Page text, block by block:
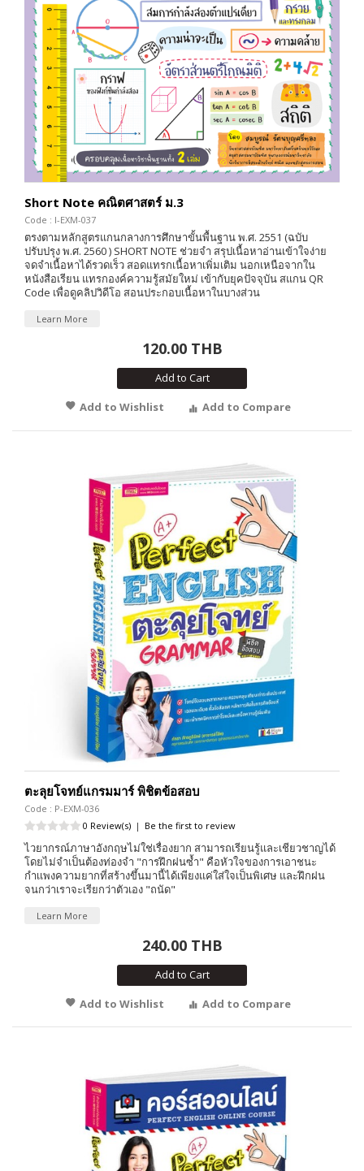
Short Note คณิตศาสตร์ ม.3
Code : I-EXM-037
ตรงตามหลักสูตรแกนกลางการศึกษาขั้นพื้นฐาน พ.ศ. 2551 (ฉบับ
ปรับปรุง พ.ศ. 2560 ) SHORT NOTE ช่วยจำ สรุปเนื้อหาอ่านเข้าใจง่าย
จดจำเนื้อหาได้รวดเร็ว สอดแทรกเนื้อหาเพิ่มเติม นอกเหนือจากใน
หนังสือเรียน แทรกองค์ความรู้สมัยใหม่ เข้ากับยุคปัจจุบัน สแกน QR
Code เพื่อดูคลิปวิดีโอ สอนประกอบเนื้อหาในบางส่วน
Learn More
120.00 THB
Add to Cart
Add to Wishlist
Add to Compare
ตะลุยโจทย์แกรมมาร์ พิชิตข้อสอบ
Code : P-EXM-036
0 Review(s) | Be the first to review
ไวยากรณ์ภาษาอังกฤษไม่ใช่เรื่องยาก สามารถเรียนรู้และเชียวชาญได้
โดยไม่จำเป็นต้องท่องจำ "การฝึกฝนซ้ำ" คือหัวใจของการเอาชนะ
กำเเพงความยากที่สร้างขึ้นมานี้ได้เพียงแค่ใส่ใจเป็นพิเศษ และฝึกฝน
จนกว่าเราจะเรียกว่าตัวเอง "ถนัด"
Learn More
240.00 THB
Add to Cart
Add to Wishlist
Add to Compare